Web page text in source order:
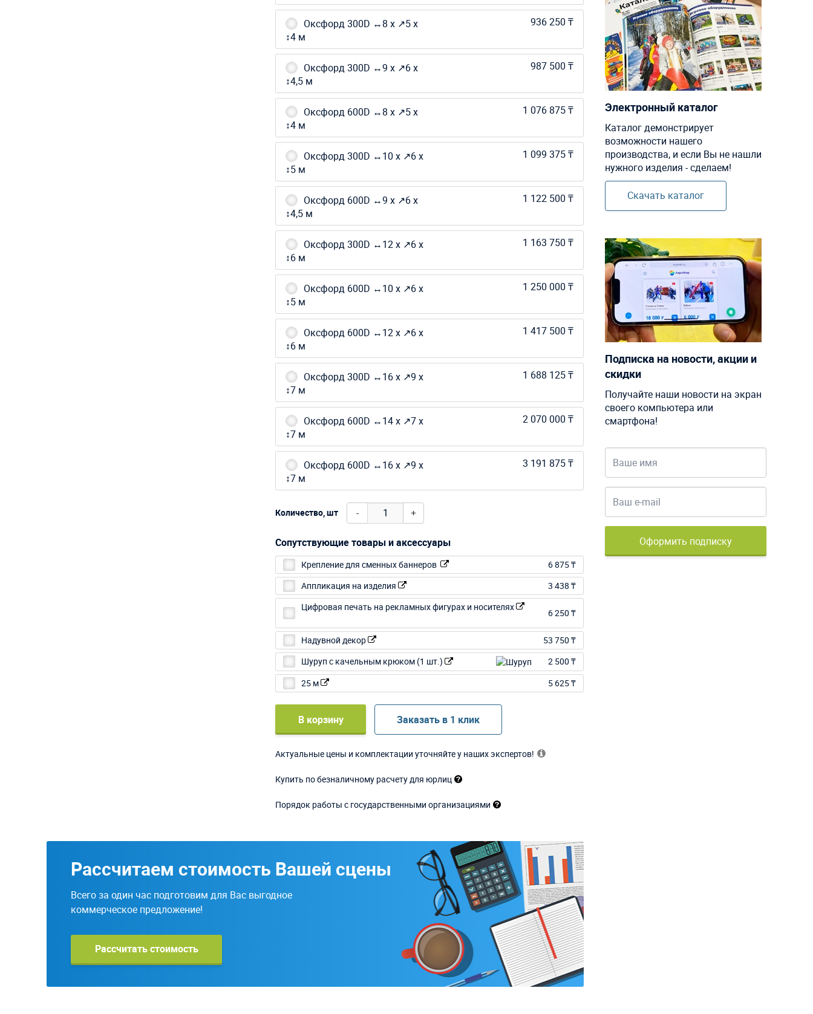
Оксфорд 300D ↔8 х ↗5 х
↕4 м
936 250 ₸
Оксфорд 300D ↔9 х ↗6 х
↕4,5 м
987 500 ₸
Оксфорд 600D ↔8 х ↗5 х
↕4 м
1 076 875 ₸
Оксфорд 300D ↔10 х ↗6 х
↕5 м
1 099 375 ₸
Оксфорд 600D ↔9 х ↗6 х
↕4,5 м
1 122 500 ₸
Оксфорд 300D ↔12 х ↗6 х
↕6 м
1 163 750 ₸
Оксфорд 600D ↔10 х ↗6 х
↕5 м
1 250 000 ₸
Оксфорд 600D ↔12 х ↗6 х
↕6 м
1 417 500 ₸
Оксфорд 300D ↔16 х ↗9 х
↕7 м
1 688 125 ₸
Оксфорд 600D ↔14 х ↗7 х
↕7 м
2 070 000 ₸
Оксфорд 600D ↔16 х ↗9 х
↕7 м
3 191 875 ₸
Количество, шт - +
Сопутствующие товары и аксессуары
Крепление для сменных баннеров
6 875 ₸
Аппликация на изделия
3 438 ₸
Цифровая печать на рекламных фигурах и носителях
6 250 ₸
Надувной декор
53 750 ₸
Шуруп с качельным крюком (1 шт.)
2 500 ₸
25 м
5 625 ₸
В корзину Заказать в 1 клик
Актуальные цены и комплектации уточняйте у наших экспертов!
Купить по безналичному расчету для юрлиц
Порядок работы с государственными организациями
Рассчитаем стоимость Вашей сцены
Всего за один час подготовим для Вас выгодное
коммерческое предложение!
Рассчитать стоимость
Электронный каталог
Каталог демонстрирует
возможности нашего
производства, и если Вы не нашли
нужного изделия - сделаем!
Скачать каталог
Подписка на новости, акции и
скидки
Получайте наши новости на экран
своего компьютера или
смартфона!
Оформить подписку